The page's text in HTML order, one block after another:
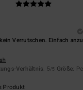
Verrutschen. Einfach
Verhältnis: 5/5 Größe:
Produkt